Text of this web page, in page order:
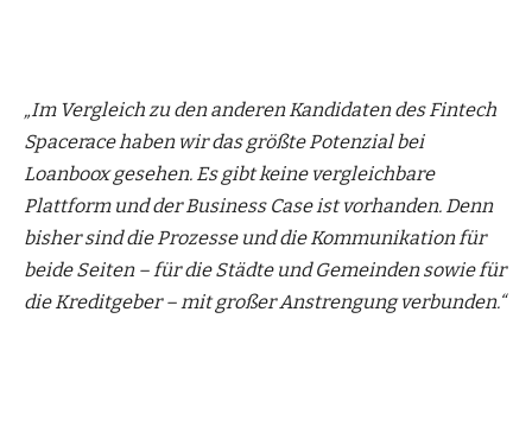
„Im Vergleich zu den anderen Kandidaten des Fintech
Spacerace haben wir das größte Potenzial bei
Loanboox gesehen. Es gibt keine vergleichbare
Plattform und der Business Case ist vorhanden. Denn
bisher sind die Prozesse und die Kommunikation für
beide Seiten – für die Städte und Gemeinden sowie für
die Kreditgeber – mit großer Anstrengung verbunden.“